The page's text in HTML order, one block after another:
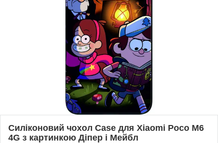
Силіконовий чохол Case для Xiaomi Poco M6
4G з картинкою Діпер і Мейбл